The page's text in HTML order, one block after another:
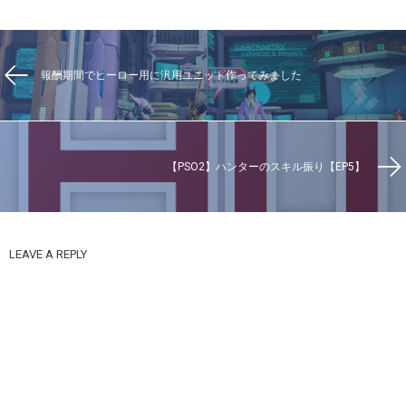
報酬期間でヒーロー用に汎用ユニット作ってみました
【PSO2】ハンターのスキル振り【EP5】
LEAVE A REPLY